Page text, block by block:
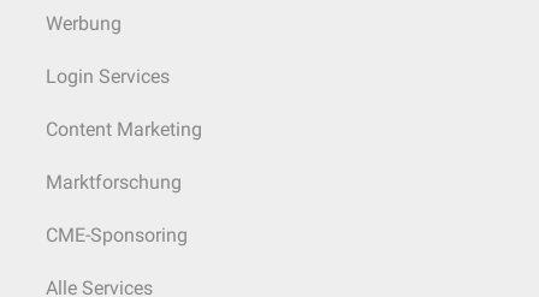
Werbung
Login Services
Content Marketing
Marktforschung
CME-Sponsoring
Alle Services